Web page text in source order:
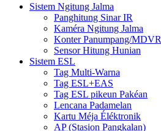
Sistem Ngitung Jalma
Panghitung Sinar IR
Kaméra Ngitung Jalma
Konter Panumpang/MDVR
Sensor Hitung Hunian
Sistem ESL
Tag Multi-Warna
Tag ESL+EAS
Tag ESL pikeun Pakéan
Lencana Padamelan
Kartu Méja Éléktronik
AP (Stasion Pangkalan)